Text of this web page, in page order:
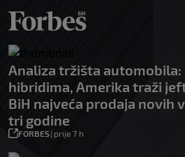
Analiza tržišta automobila:
hibridima, Amerika traži
BiH najveća prodaja novih
tri godine
FORBES| prije 7 h